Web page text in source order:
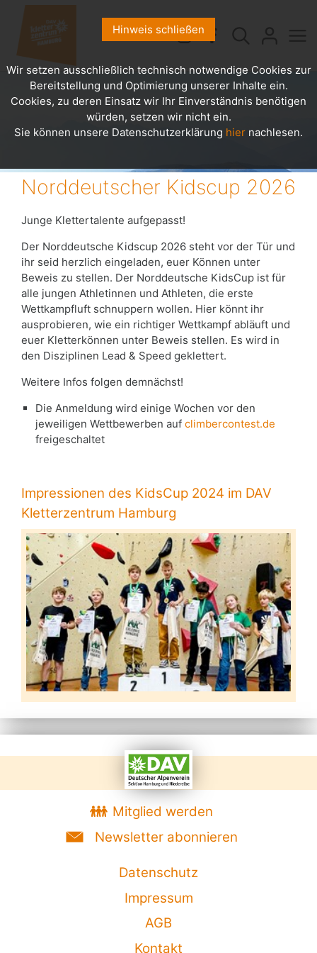
Norddeutscher Kidscup 2026
Junge Klettertalente aufgepasst!
Der Norddeutsche Kidscup 2026 steht vor der Tür und
ihr seid herzlich eingeladen, euer Können unter
Beweis zu stellen. Der Norddeutsche KidsCup ist für
alle jungen Athletinnen und Athleten, die erste
Wettkampfluft schnuppern wollen. Hier könnt ihr
ausprobieren, wie ein richtiger Wettkampf abläuft und
euer Kletterkönnen unter Beweis stellen. Es wird in
den Disziplinen Lead & Speed geklettert.
Weitere Infos folgen demnächst!
Die Anmeldung wird einige Wochen vor den
jeweiligen Wettbewerben auf climbercontest.de
freigeschaltet
Impressionen des KidsCup 2024 im DAV
Kletterzentrum Hamburg
Mitglied werden
Newsletter abonnieren
Datenschutz
Impressum
AGB
Kontakt
Hinweis schließen
Wir setzen ausschließlich technisch notwendige Cookies zur
Bereitstellung und Optimierung unserer Inhalte ein.
Cookies, zu deren Einsatz wir Ihr Einverständnis benötigen
würden, setzen wir nicht ein.
Sie können unsere Datenschutzerklärung hier nachlesen.